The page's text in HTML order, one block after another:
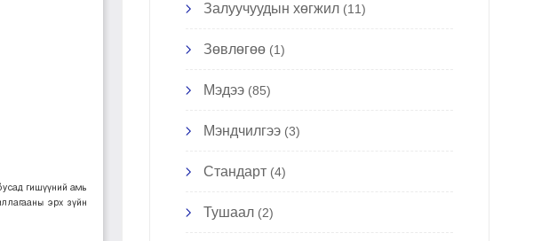
Залуучуудын хөгжил(11)
Зөвлөгөө(1)
Мэдээ(85)
Мэндчилгээ(3)
Стандарт(4)
Тушаал(2)